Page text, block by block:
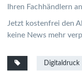
Ihren Fachhändlern
Jetzt kostenfrei den
keine News mehr
Digitaldruck